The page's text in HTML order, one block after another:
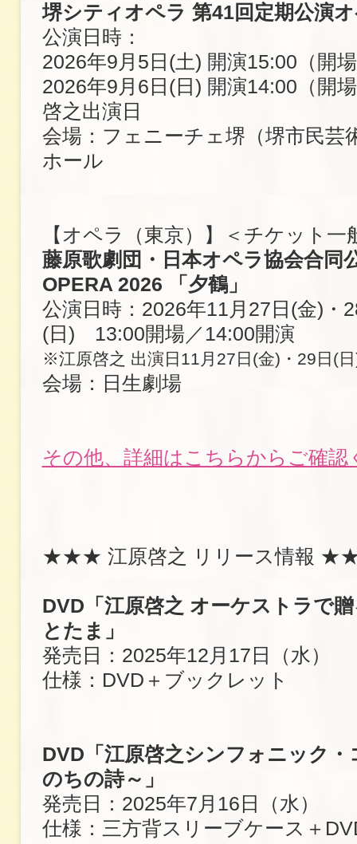
堺シティオペラ 第41回定期公演
公演日時：
2026年9月5日(土) 開演15:00（開
2026年9月6日(日) 開演14:00（
啓之出演日
会場：フェニーチェ堺（堺市民芸
ホール
【オペラ（東京）】＜チケット一
藤原歌劇団・日本オペラ協会合同
OPERA 2026 「夕鶴」
公演日時：2026年11月27日(金)・
(日) 13:00開場／14:00開演
※江原啓之 出演日11月27日(金)・29日(
会場：日生劇場
その他、詳細はこちらからご確認
★★★ 江原啓之 リリース情報
DVD「江原啓之 オーケストラで
とたま」
発売日：2025年12月17日（水）
仕様：DVD＋ブックレット
DVD「江原啓之シンフォニック
のちの詩～」
発売日：2025年7月16日（水）
仕様：三方背スリーブケース＋